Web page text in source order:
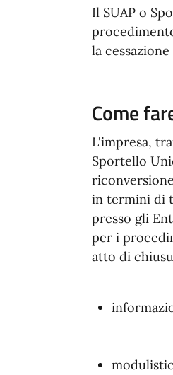
Il SUAP o
la
Come
L'impresa,
Sportello
in termini di
presso gli
per i
atto di